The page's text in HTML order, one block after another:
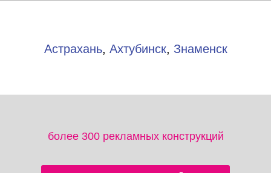
Астрахань, Ахтубинск, Знаменск
более 300 рекламных конструкций